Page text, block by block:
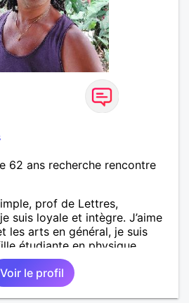
62 ans recherche rencontre
prof de Lettres,
suis loyale et intègre. J’aime
les arts en général, je suis
étudiante en physique
Voir le profil